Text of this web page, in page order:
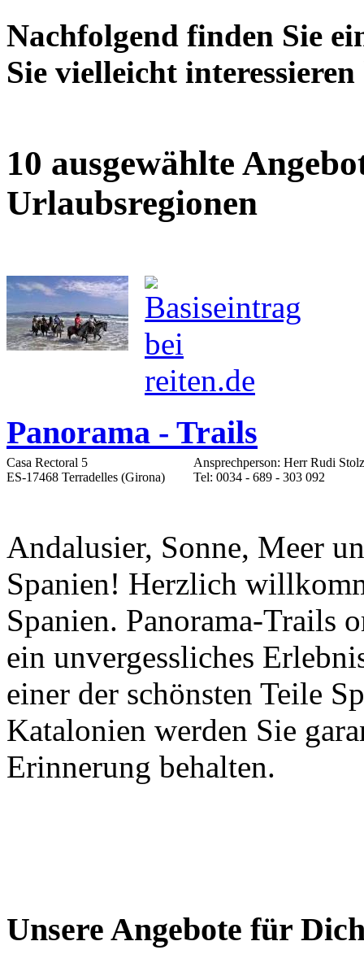
Nachfolgend finden Sie
Sie vielleicht
10 ausgewählte
Urlaubsregionen
Panorama - Trails
Casa Rectoral 5
ES-17468 Terradelles (Girona)
Ansprechperson: Herr Rudi Stolz
Tel: 0034 - 689 - 303 092
Andalusier, Sonne, Meer
Spanien! Herzlich
Spanien. Panorama-Trails
ein unvergessliches
einer der schönsten Teile
Katalonien werden Sie
Erinnerung behalten.
Unsere Angebote für